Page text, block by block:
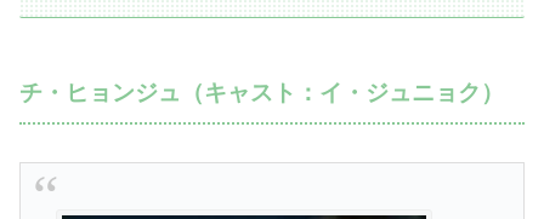
チ・ヒョンジュ（キャスト：イ・ジュニョク）